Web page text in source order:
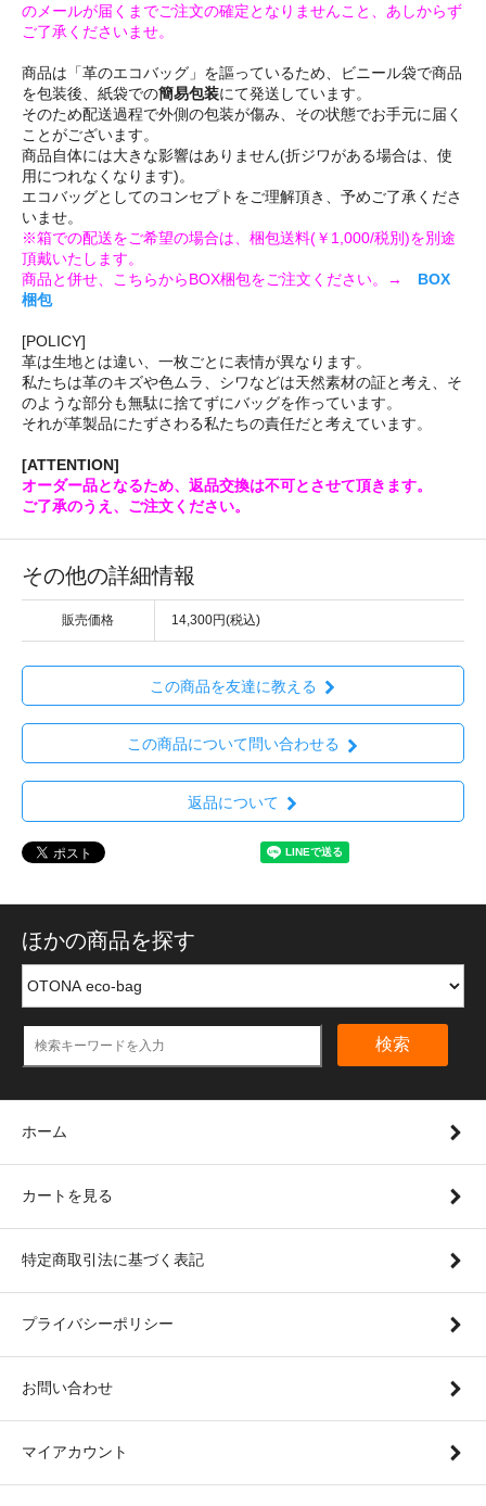
のメールが届くまでご注文の確定となりませんこと、あしからず
ご了承くださいませ。
商品は「革のエコバッグ」を謳っているため、ビニール袋で商品
を包装後、紙袋での簡易包装にて発送しています。
そのため配送過程で外側の包装が傷み、その状態でお手元に届く
ことがございます。
商品自体には大きな影響はありません(折ジワがある場合は、使
用につれなくなります)。
エコバッグとしてのコンセプトをご理解頂き、予めご了承くださ
いませ。
※箱での配送をご希望の場合は、梱包送料(￥1,000/税別)を別途
頂戴いたします。
商品と併せ、こちらからBOX梱包をご注文ください。→ BOX
梱包
[POLICY]
革は生地とは違い、一枚ごとに表情が異なります。
私たちは革のキズや色ムラ、シワなどは天然素材の証と考え、そ
のような部分も無駄に捨てずにバッグを作っています。
それが革製品にたずさわる私たちの責任だと考えています。
[ATTENTION]
オーダー品となるため、返品交換は不可とさせて頂きます。
ご了承のうえ、ご注文ください。
その他の詳細情報
販売価格 14,300円(税込)
この商品を友達に教える
この商品について問い合わせる
返品について
ほかの商品を探す
検索
ホーム
カートを見る
特定商取引法に基づく表記
プライバシーポリシー
お問い合わせ
マイアカウント